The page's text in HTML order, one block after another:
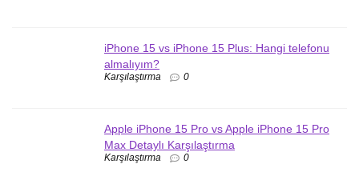
iPhone 15 vs iPhone 15 Plus: Hangi telefonu
almalıyım?
Karşılaştırma 0
Apple iPhone 15 Pro vs Apple iPhone 15 Pro
Max Detaylı Karşılaştırma
Karşılaştırma 0